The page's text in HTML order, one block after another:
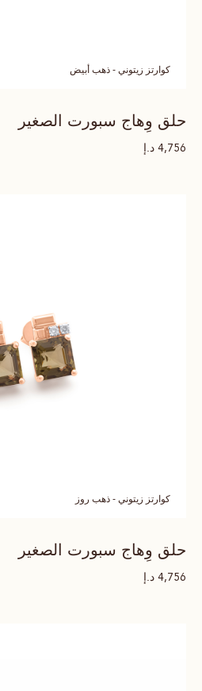
كوارتز زيتوني - ذهب أبيض
حلق وِهاج سبورت الصغير
4,756 د.إ
كوارتز زيتوني - ذهب روز
حلق وِهاج سبورت الصغير
4,756 د.إ